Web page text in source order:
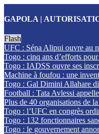
GAPOLA |
Flash
UFC : Séna Alipui ouvre au
Togo : cinq ans d’efforts
Togo : IADSS ouvre ses
Machine à foufou : une
Togo : Gal Dimini Allahare
Football : Tata Avlessi
Plus de 40 organisations de
Togo : l’UFC en congrès
Togo : 132 fonctionnaires
Togo : le gouvernement